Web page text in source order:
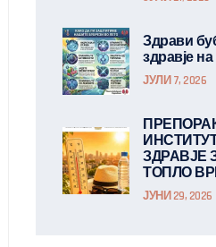
Здрави
здравје на
ЈУЛИ 7, 2026
ЗДРАВЈЕ
ТОПЛО
ЈУНИ 29, 2026